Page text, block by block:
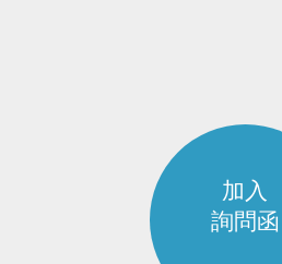
加入
詢問函